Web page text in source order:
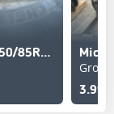
Michelin IF650/85R38 AXIOBIB
Groß
3.990